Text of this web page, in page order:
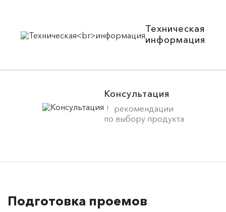
Техническая
информация
Консультация
рекомендации
по выбору продукта
Подготовка проемов